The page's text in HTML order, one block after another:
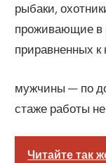
рыбаки,
проживающие в
приравнен­ных
мужчины — по
стаже работы
Читайте так